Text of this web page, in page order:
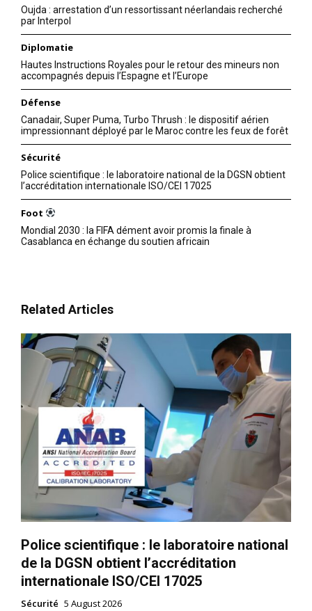
Oujda : arrestation d’un ressortissant néerlandais recherché
par Interpol
Diplomatie
Hautes Instructions Royales pour le retour des mineurs non
accompagnés depuis l’Espagne et l’Europe
Défense
Canadair, Super Puma, Turbo Thrush : le dispositif aérien
impressionnant déployé par le Maroc contre les feux de forêt
Sécurité
Police scientifique : le laboratoire national de la DGSN obtient
l’accréditation internationale ISO/CEI 17025
Foot
Mondial 2030 : la FIFA dément avoir promis la finale à
Casablanca en échange du soutien africain
Related Articles
Police scientifique : le laboratoire national
de la DGSN obtient l’accréditation
internationale ISO/CEI 17025
Sécurité 5 August 2026